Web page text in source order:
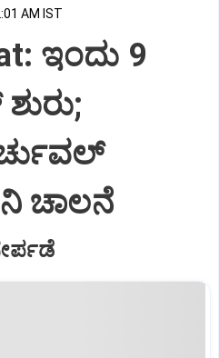
AM IST
ಇಂದು 9
ಚಾಲನೆ